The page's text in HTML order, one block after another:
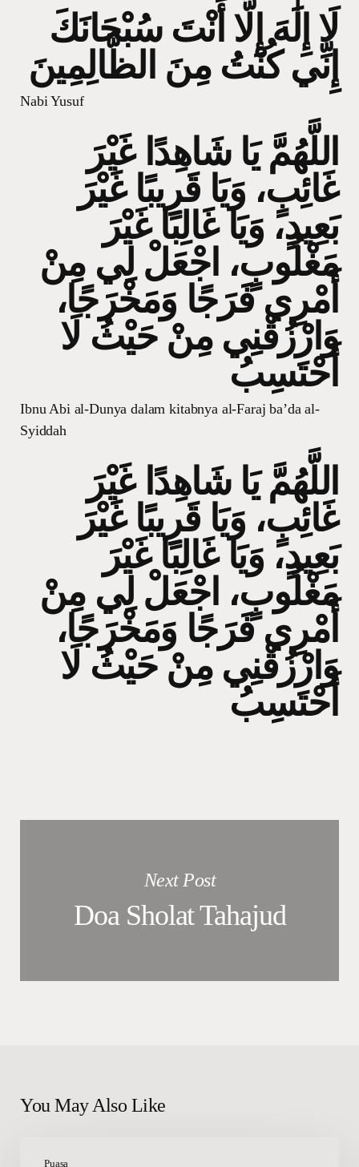
لَا إِلَٰهَ إِلَّا أَنْتَ سُبْحَانَكَ
إِنِّي كُنْتُ مِنَ الظَّالِمِينَ
Nabi Yusuf
اللَّهُمَّ يَا شَاهِدًا غَيْرَ
غَائِبٍ، وَيَا قَرِيبًا غَيْرَ
بَعِيدٍ، وَيَا غَالِبًا غَيْرَ
مَغْلُوبٍ، اجْعَلْ لِي مِنْ
أَمْرِي فَرَجًا وَمَخْرَجًا،
وَارْزُقْنِي مِنْ حَيْثُ لَا
أَحْتَسِبُ
Ibnu Abi al-Dunya dalam kitabnya al-Faraj ba’da al-
Syiddah
اللَّهُمَّ يَا شَاهِدًا غَيْرَ
غَائِبٍ، وَيَا قَرِيبًا غَيْرَ
بَعِيدٍ، وَيَا غَالِبًا غَيْرَ
مَغْلُوبٍ، اجْعَلْ لِي مِنْ
أَمْرِي فَرَجًا وَمَخْرَجًا،
وَارْزُقْنِي مِنْ حَيْثُ لَا
أَحْتَسِبُ
Next Post
Doa Sholat Tahajud
You May Also Like
Puasa